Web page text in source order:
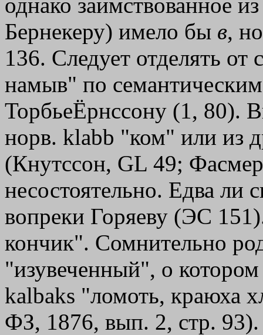
Бернекеру) имело бы в,
136. Следует отделять от
намыв" по
ТорбьеЁрнссону (1, 80).
норв. klabb "ком" или из
(Кнутссон, GL 49;
несостоятельно. Едва ли
вопреки Горяеву (ЭС
кончик". Сомнительно
"изувеченный", о
kalbaks "ломоть, краюха
ФЗ, 1876, вып. 2, стр. 93).